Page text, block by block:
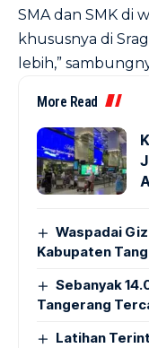
SMA dan SMK di
khususnya di
lebih,”
More Read
Waspadai
Kabupaten
Sebanyak
Tangerang
Latihan